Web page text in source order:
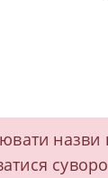
назви
суворо